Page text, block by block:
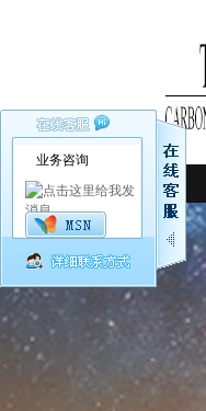
网站首页
业务咨询